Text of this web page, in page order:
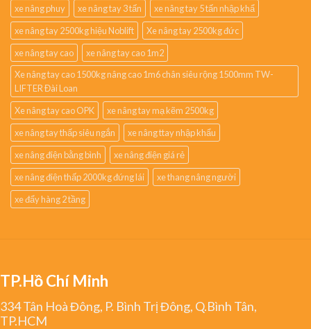
xe nâng phuy
xe nâng tay 3 tấn
xe nâng tay 5 tấn nhập khẩ
xe nâng tay 2500kg hiệu Noblift
Xe nâng tay 2500kg đức
xe nâng tay cao
xe nâng tay cao 1m2
Xe nâng tay cao 1500kg nâng cao 1m6 chân siêu rộng 1500mm TW-
LIFTER Đài Loan
Xe nâng tay cao OPK
xe nâng tay mạ kẽm 2500kg
xe nâng tay thấp siêu ngắn
xe nâng ttay nhập khẩu
xe nâng điện bằng bình
xe nâng điện giá rẻ
xe nâng điện thấp 2000kg đứng lái
xe thang nâng người
xe đẩy hàng 2 tầng
TP.Hồ Chí Minh
334 Tân Hoà Đông, P. Bình Trị Đông, Q.Bình Tân,
TP.HCM